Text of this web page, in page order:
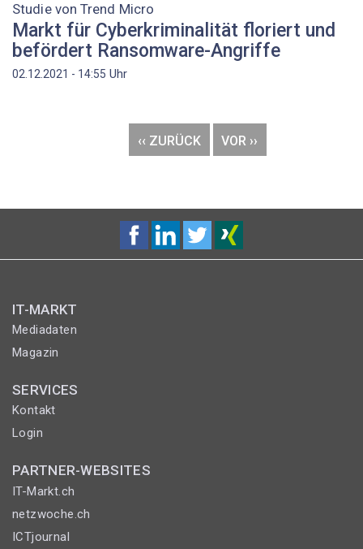
Studie von Trend Micro
Markt für Cyberkriminalität floriert und
befördert Ransomware-Angriffe
02.12.2021 - 14:55 Uhr
VORHERIGE
SEITE
‹‹ ZURÜCK
NÄCHSTE
SEITE
VOR ››
IT-MARKT
Mediadaten
Magazin
SERVICES
Kontakt
Login
PARTNER-WEBSITES
IT-Markt.ch
netzwoche.ch
ICTjournal